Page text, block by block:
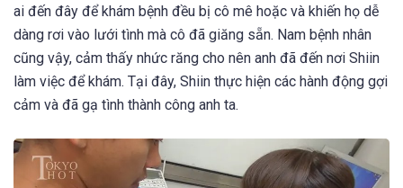
ai đến đây để khám bệnh đều bị cô mê hoặc và khiến họ dễ
dàng rơi vào lưới tình mà cô đã giăng sẵn. Nam bệnh nhân
cũng vậy, cảm thấy nhức răng cho nên anh đã đến nơi Shiin
làm việc để khám. Tại đây, Shiin thực hiện các hành động gợi
cảm và đã gạ tình thành công anh ta.